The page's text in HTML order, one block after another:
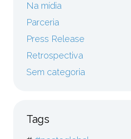
Na mídia
Parceria
Press Release
Retrospectiva
Sem categoria
Tags